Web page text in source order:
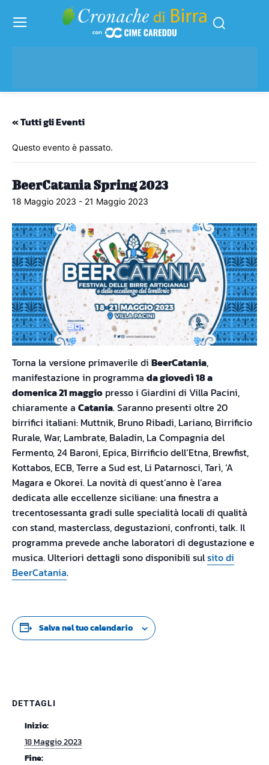
« Tutti gli Eventi
Questo evento è passato.
BeerCatania Spring 2023
18 Maggio 2023 - 21 Maggio 2023
Torna la versione primaverile di BeerCatania,
manifestazione in programma da giovedì 18 a
domenica 21 maggio presso i Giardini di Villa Pacini,
chiaramente a Catania. Saranno presenti oltre 20
birrifici italiani: Muttnik, Bruno Ribadi, Lariano, Birrificio
Rurale, War, Lambrate, Baladin, La Compagnia del
Fermento, 24 Baroni, Epica, Birrificio dell’Etna, Brewfist,
Kottabos, ECB, Terre a Sud est, Li Patarnosci, Tarì, ‘A
Magara e Okorei. La novità di quest’anno è l’area
dedicata alle eccellenze siciliane: una finestra a
trecentosessanta gradi sulle specialità locali di qualità
con stand, masterclass, degustazioni, confronti, talk. Il
programma prevede anche laboratori di degustazione e
musica. Ulteriori dettagli sono disponibili sulsito di
BeerCatania.
Salva nel tuo calendario
DETTAGLI
Inizio:
18 Maggio 2023
Fine: